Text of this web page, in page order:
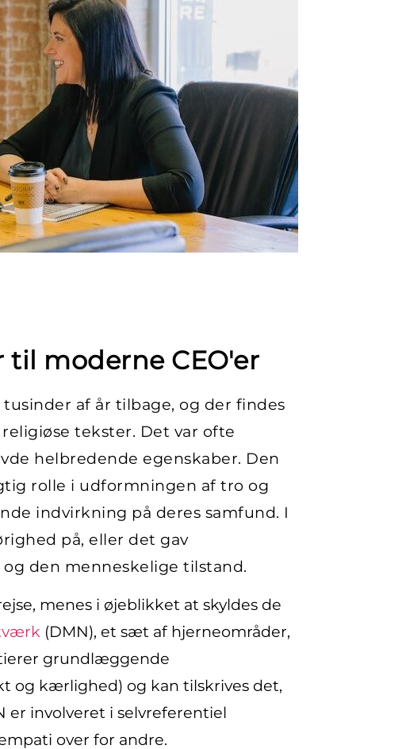
til moderne CEO'er
af år tilbage, og der findes
tekster. Det var ofte
helbredende egenskaber. Den
rolle i udformningen af tro og
indvirkning på deres samfund. I
på, eller det gav
den menneskelige tilstand.
menes i øjeblikket at skyldes de
(DMN), et sæt af hjerneområder,
grundlæggende
og kærlighed) og kan tilskrives det,
er involveret i selvreferentiel
over for andre.